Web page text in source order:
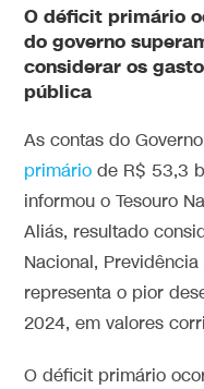
O déficit primário
do governo
considerar os
pública
As contas do
primário de R$ 53,3
informou o Tesouro
Aliás, resultado
Nacional,
representa o pior
2024, em valores
O déficit primário